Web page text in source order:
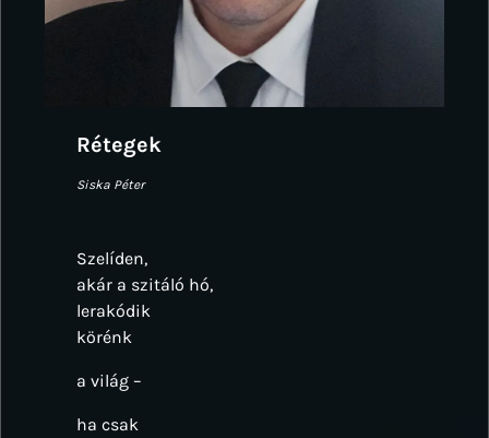
Rétegek
Siska Péter
Szelíden,
akár a szitáló hó,
lerakódik
körénk
a világ –
ha csak